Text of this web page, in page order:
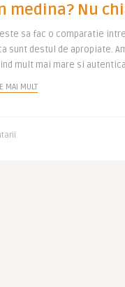
medina? Nu
sa fac o comparatie
sunt destul de apropiate.
mult mai mare si
MAI MULT